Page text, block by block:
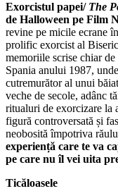
Exorcistul papei/ The
de Halloween pe Film
revine pe micile ecrane
prolific exorcist al
memoriile scrise chiar
Spania anului 1987,
cutremurător al unui
veche de secole, adânc
ritualuri de exorcizare la
figură controversată și
neobosită împotriva
experiență care te va
pe care nu îl vei uita
Ticăloasele